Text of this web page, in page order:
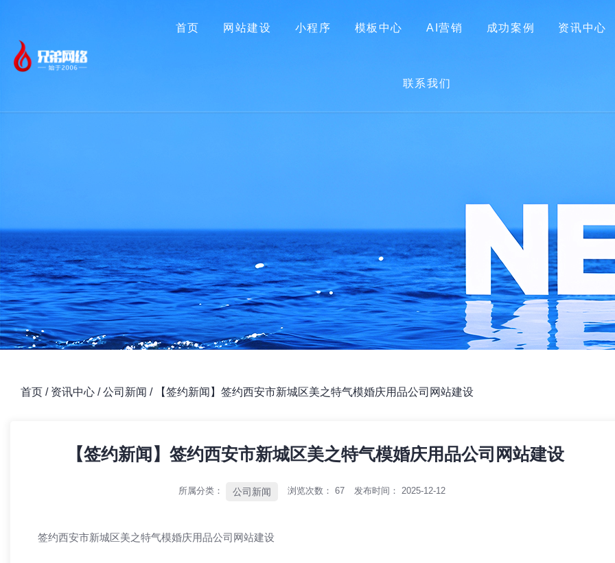
首页 网站建设 小程序 模板中心 AI营销 成功案例 资讯中心
联系我们
首页 关于我们 网站建设 小程序 模板中心
首页 / 资讯中心 /公司新闻 / 【签约新闻】签约西安市新城区美之特气模婚庆用品公司网站建设
【签约新闻】签约西安市新城区美之特气模婚庆用品公司网站建设
所属分类： 公司新闻 浏览次数：67 发布时间： 2025-12-12
签约西安市新城区美之特气模婚庆用品公司网站建设